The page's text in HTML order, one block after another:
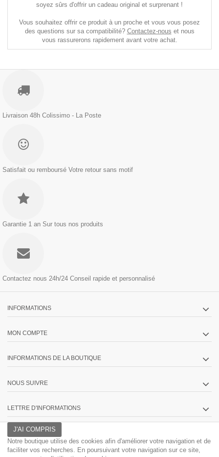
soyez sûrs d'offrir un cadeau original et surprenant !
Vous souhaitez offrir ce produit à un proche et vous vous posez
des questions sur sa compatibilité? Contactez-nous et nous
vous rassurerons rapidement avant votre achat.
Livraison 48h Colissimo - La Poste
Satisfait ou remboursé Votre retour sans motif
Garantie 1 an Sur tous nos produits
Contactez nous 24h/24 Conseil rapide et personnalisé
INFORMATIONS
MON COMPTE
INFORMATIONS DE LA BOUTIQUE
NOUS SUIVRE
LETTRE D'INFORMATIONS
J'AI COMPRIS
Notre boutique utilise des cookies afin d'améliorer votre navigation et de
faciliter vos recherches. En poursuivant votre navigation sur ce site,